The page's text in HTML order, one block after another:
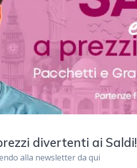
divertenti ai Saldi!
alla newsletter da qui